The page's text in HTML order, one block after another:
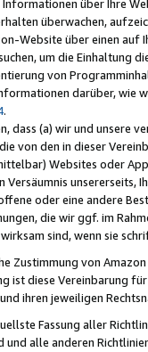
über Ihre
überwachen,
Website über einen
um die Einhaltung
von
darüber, wie
.
dass (a) wir und
von den in dieser
Websites oder
unsererseits,
oder eine andere
die wir ggf. im
sind, wenn sie
Zustimmung von
ist diese Vereinbarung
ihren jeweiligen
Fassung aller
alle anderen